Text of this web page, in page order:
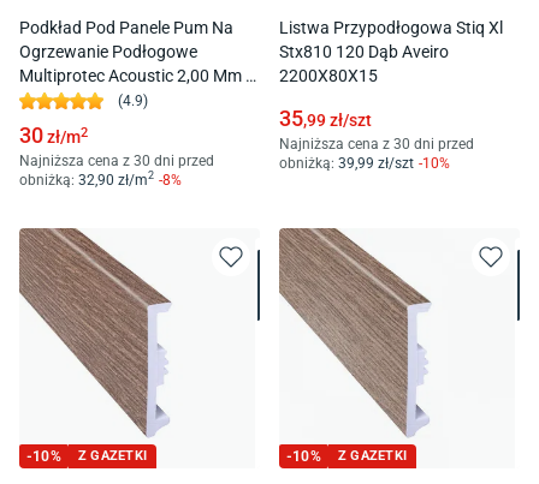
Podkład Pod Panele Pum Na
Ogrzewanie Podłogowe
Multiprotec Acoustic 2,00 Mm 8
M2
(4.9)
30zł/m2
Najniższa cena z 30 dni przed
obniżką: 32 ,90 zł/m2 -8%
Listwa Przypodłogowa Stiq Xl
Stx810 120 Dąb Aveiro
2200X80X15
35,99zł/szt
Najniższa cena z 30 dni przed
obniżką: 39 ,99 zł/szt -10%
-10% Z GAZETKI -10% Z GAZETKI